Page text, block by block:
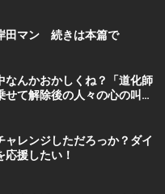
田マン 続きは本篇で
んかおかしくね？「道化師
て解除後の人々の心の叫び
ャレンジしただろっか？ダイ
応援したい！